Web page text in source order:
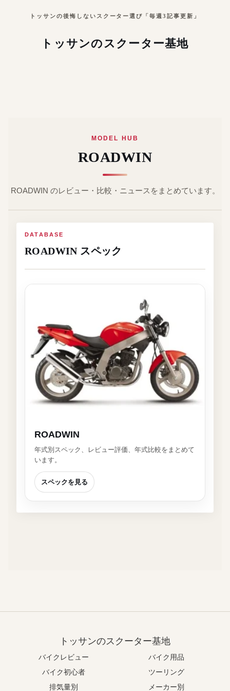
トッサンの後悔しないスクーター選び「毎週3記事更新」
トッサンのスクーター基地
MODEL HUB
ROADWIN
ROADWIN のレビュー・比較・ニュースをまとめています。
DATABASE
ROADWIN スペック
ROADWIN
年式別スペック、レビュー評価、年式比較をまとめて
います。
スペックを見る
トッサンのスクーター基地
バイクレビュー
バイク用品
バイク初心者
ツーリング
排気量別
メーカー別